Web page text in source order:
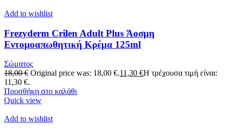
Add to wishlist
Frezyderm Crilen Adult Plus Άοσμη
Εντομοαπωθητική Κρέμα 125ml
Σώματος
18,00€ Original price was: 18,00 €.11,30 €Η τρέχουσα τιμή είναι:
11,30 €.
Προσθήκη στο καλάθι
Quick view
Add to wishlist